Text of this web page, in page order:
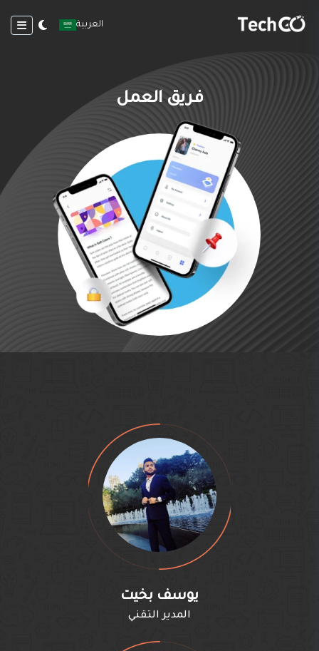
العربية
فريق العمل
يوسف بخيت
المدير التقني